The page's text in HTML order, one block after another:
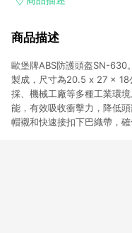
商品描述
歐堡牌ABS防護頭盔SN-630
製成，尺寸為20.5 x 27 x 18
採、機械工廠等多種工業環
能，有效吸收衝擊力，降低
帽襯和快速接扣下巴織帶，